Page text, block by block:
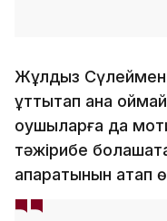
Жұлдыз
құттықтап қана
оқушыларға да
тәжірибе
апаратынын атап